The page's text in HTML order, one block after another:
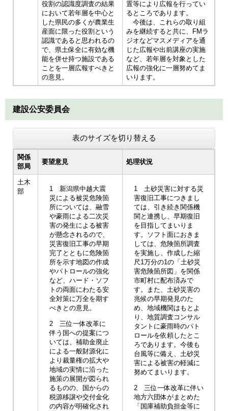
役割の認識度調査の結果
において若年層を中心と
した県民の多くが農業生
産面に限った役割という
認識であると思われるの
で、県土保全に有効な機
能を併せ持つ施設である
ことを一層広報すべきと
の意見。
置等により広報を行ってい
るところであります。
今後は、これらの取り組
みを継続すると共に、FMラ
ジオなどマスメディアを通
じた広報や出前講座の実施
など、若年層を対象とした
広報の強化に一層努めてま
いります。
建設公安委員会
表のサイズを切り替える
関係
部局
要望意見 処理状況
土木
部
1 新潟県中越大震
災による被災危険箇
所については、融雪
や豪雨による二次災
害の発生による被害
が懸念されるので、
災害復旧工事の早期
完了とともに危険箇
所を示す地図の作成
やパトロールの強化
など、ハード・ソフ
トの両面にわたる安
全対策に万全を期す
べきとの意見。
2 三位一体改革に
伴う国への提案につ
いては、補助金廃止
による一般財源化に
より裁量権の拡大や
地域の実情に沿った
施策の展開が図られ
るものの、国からの
税源移譲や交付金化
の内容が明確化され
1 土砂災害に対する災
害復旧工事につきまし
ては、引き続き関係機
関と連携し、早期復旧
を目指してまいりま
す。ソフト面におきま
しては、危険箇所調査
を実施し、作成した縮
尺1万分の1の「土砂災
害危険箇所図」を関係
市町村に配布済みで
す。また、土砂災害の
兆候の早期発見のた
め、地域機関はもとよ
り、地質調査コンサル
タントに豪雨時のパト
ロールを依頼したとこ
ろであります。今後も
台風等に備え、土砂災
害による被害の軽減に
努めてまいります。
2 三位一体改革に伴い
地方六団体がまとめた
「国庫補助負担金等に